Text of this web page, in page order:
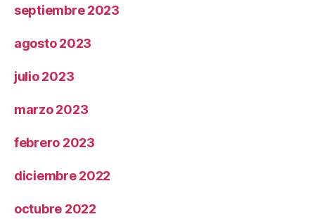
septiembre 2023
agosto 2023
julio 2023
marzo 2023
febrero 2023
diciembre 2022
octubre 2022